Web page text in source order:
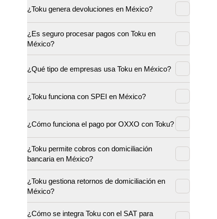
¿Toku genera devoluciones en México?
¿Es seguro procesar pagos con Toku en
México?
¿Qué tipo de empresas usa Toku en México?
¿Toku funciona con SPEI en México?
¿Cómo funciona el pago por OXXO con Toku?
¿Toku permite cobros con domiciliación
bancaria en México?
¿Toku gestiona retornos de domiciliación en
México?
¿Cómo se integra Toku con el SAT para